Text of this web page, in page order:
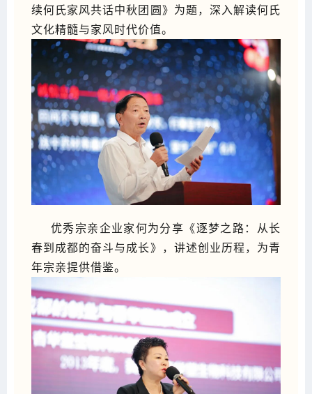
续何氏家风共话中秋团圆》为题，深入解读何氏
文化精髓与家风时代价值。
优秀宗亲企业家何为分享《逐梦之路：从长
春到成都的奋斗与成长》，讲述创业历程，为青
年宗亲提供借鉴。